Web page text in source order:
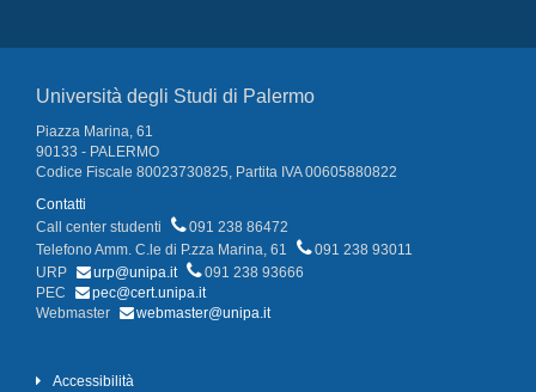
Università degli Studi di Palermo
Piazza Marina, 61
90133 - PALERMO
Codice Fiscale 80023730825, Partita IVA 00605880822
Contatti
Call center studenti
091 238 86472
Telefono Amm. C.le di P.zza Marina, 61
091 238 93011
URP
urp@unipa.it
091 238 93666
PEC
pec@cert.unipa.it
Webmaster
webmaster@unipa.it
Accessibilità